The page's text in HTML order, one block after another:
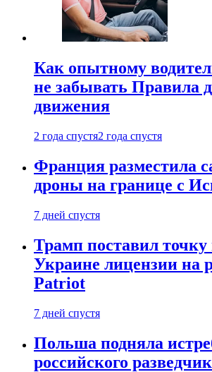
Как опытному
не забывать Правила
движения
2 года спустя2 года спустя
Франция разместила
дроны на границе с
7 дней спустя
Трамп поставил точку
Украине лицензии на
Patriot
7 дней спустя
Польша подняла
российского